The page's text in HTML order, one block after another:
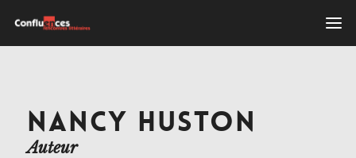
NANCY HUSTON
Auteur